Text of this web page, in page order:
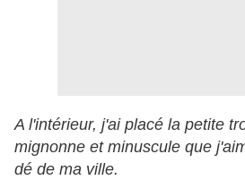
A l'intérieur, j'ai placé la petite
mignonne et minuscule que
dé de ma ville.